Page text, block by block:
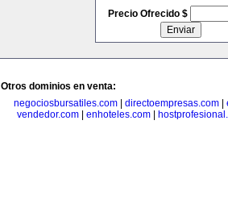
Precio Ofrecido $
Otros dominios en venta:
negociosbursatiles.com
directoempresas.com
vendedor.com
enhoteles.com